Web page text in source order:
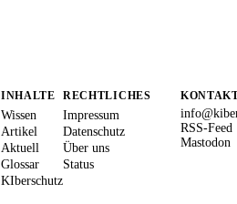
INHALTE
Wissen
Artikel
Aktuell
Glossar
KIberschutz
RECHTLICHES
Impressum
Datenschutz
Über uns
Status
RSS-Feed
Mastodon